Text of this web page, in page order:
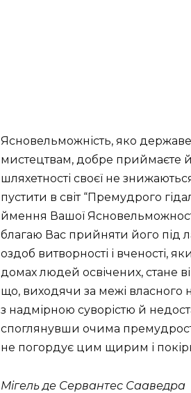
Ясновельможність, яко
мистецтвам, добре приймаєте й
шляхетності своєї не
пустити в світ “Премудрого
ймення Вашої
благаю Вас прийняти його під
оздоб витворності і вченості,
домах людей освічених, стане
що, виходячи за межі власного
з надмірною суворістю й
споглянувши очима
не погордує цим щирим і
Мігель де Сервантес Сааведра